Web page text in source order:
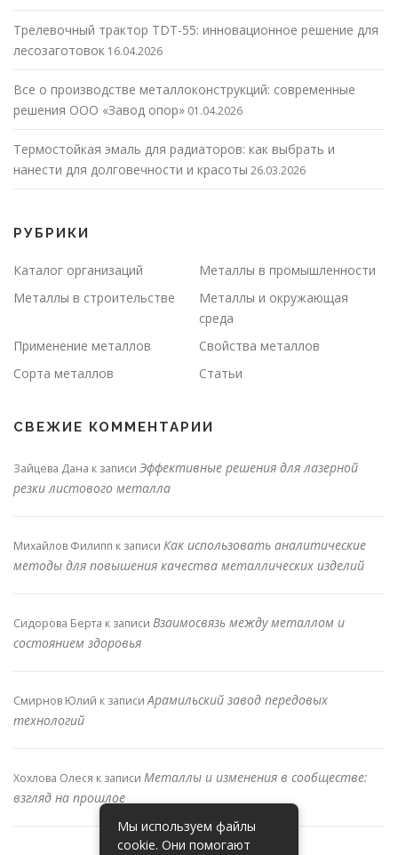
Трелевочный трактор TDT-55: инновационное решение для
лесозаготовок 16.04.2026
Все о производстве металлоконструкций: современные
решения ООО «Завод опор» 01.04.2026
Термостойкая эмаль для радиаторов: как выбрать и
нанести для долговечности и красоты 26.03.2026
РУБРИКИ
Каталог организаций
Металлы в промышленности
Металлы в строительстве
Металлы и окружающая
среда
Применение металлов
Свойства металлов
Сорта металлов
Статьи
СВЕЖИЕ КОММЕНТАРИИ
Зайцева Дана к записи Эффективные решения для лазерной
резки листового металла
Михайлов Филипп к записи Как использовать аналитические
методы для повышения качества металлических изделий
Сидорова Берта к записи Взаимосвязь между металлом и
состоянием здоровья
Смирнов Юлий к записиАрамильский завод передовых
технологий
Хохлова Олеся к записи Металлы и изменения в сообществе:
взгляд на прошлое
Мы используем файлы
cookie. Они помогают